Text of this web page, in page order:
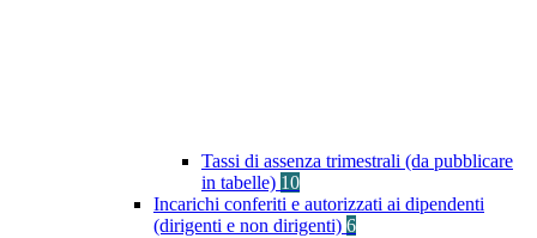
Tassi di assenza trimestrali (da pubblicare
in tabelle) 10
Incarichi conferiti e autorizzati ai dipendenti
(dirigenti e non dirigenti) 6